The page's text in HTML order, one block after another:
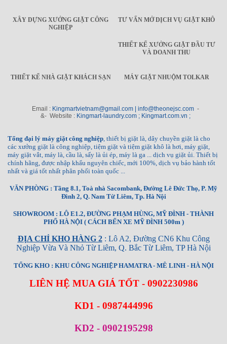
XÂY DỰNG XƯỞNG GIẶT CÔNG
NGHIỆP
TƯ VẤN MỞ DỊCH VỤ GIẶT KHÔ
THIẾT KẾ XƯỞNG GIẶT ĐẦU TƯ
VÀ DOANH THU
THIẾT KẾ NHÀ GIẶT KHÁCH SẠN MÁY GIẶT NHUỘM TOLKAR
Email : Kingmartvietnam@gmail.com | info@theonejsc.com -
&- Website : Kingmart-laundry.com ; Kingmart.com.vn ;
Tổng đại lý máy giặt công nghiệp , thiết bị giặt là, dây chuyền giặt là cho
các xưởng giặt là công nghiệp, tiệm giặt và tiệm giặt khô là hơi, máy giặt,
máy giặt vắt, máy là, cầu là, sấy là ủi ép, máy là ga ... dịch vụ giặt ủi. Thiết bị
chính hãng, được nhập khẩu nguyên chiếc, mới 100%, dịch vụ bảo hành tốt
nhất và giá tốt nhất phân phối toàn quốc ...
VĂN PHÒNG : Tầng 8.1, Toà nhà Sacombank, Đường Lê Đức Thọ, P. Mỹ
Đình 2, Q. Nam Từ Liêm, Tp. Hà Nội
SHOWROOM : LÔ E1.2, ĐƯỜNG PHẠM HÙNG, MỸ ĐÌNH - THÀNH
PHỐ HÀ NỘI ( CÁCH BẾN XE MỸ ĐÌNH 500m )
ĐỊA CHỈ KHO HÀNG 2: Lô A2, Đường CN6 Khu Công
Nghiệp Vừa Và Nhỏ Từ Liêm, Q. Bắc Từ Liêm, TP Hà Nội
TỔNG KHO : KHU CÔNG NGHIỆP HAMATRA - MÊ LINH - HÀ NỘI
LIÊN HỆ MUA GIÁ TỐT - 0902230986
KD1 - 0987444996
KD2 - 0902195298